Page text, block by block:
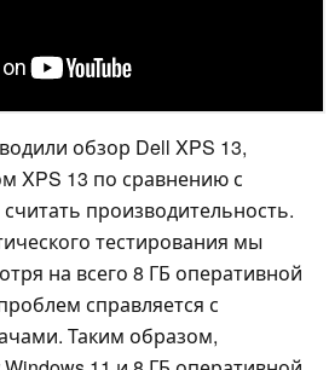
обзор Dell XPS 13,
XPS 13 по сравнению с
производительность.
тестирования мы
на всего 8 ГБ оперативной
справляется с
Таким образом,